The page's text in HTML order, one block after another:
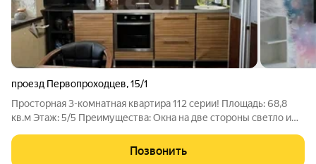
проезд Первопроходцев,15/1
Просторная 3-комнатная квартира 112 серии! Площадь: 68,8
кв.м Этаж: 5/5 Преимущества: Окна на две стороны светло и
школы, ТЦ,
Позвонить